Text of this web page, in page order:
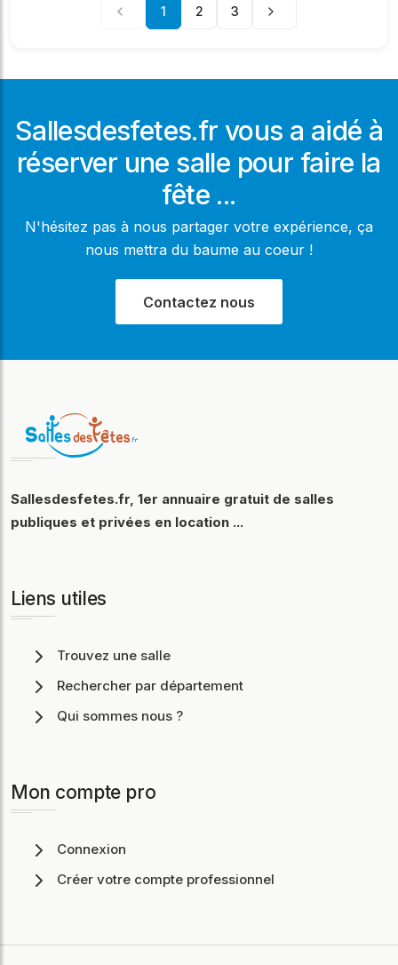
1 2 3
Sallesdesfetes.fr vous a aidé à
réserver une salle pour faire la
fête ...
N'hésitez pas à nous partager votre expérience, ça
nous mettra du baume au coeur !
Contactez nous
Sallesdesfetes.fr, 1er annuaire gratuit de salles
publiques et privées en location ...
Liens utiles
Trouvez une salle
Rechercher par département
Qui sommes nous ?
Mon compte pro
Connexion
Créer votre compte professionnel